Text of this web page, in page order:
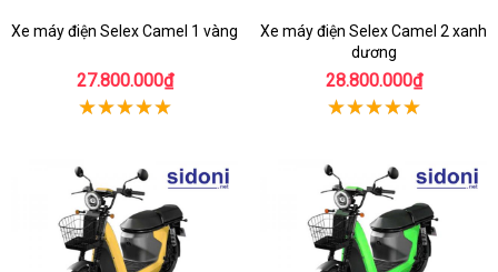
Xe máy điện Selex Camel 1 vàng
27.800.000₫
Xe máy điện Selex Camel 2 xanh
dương
28.800.000₫